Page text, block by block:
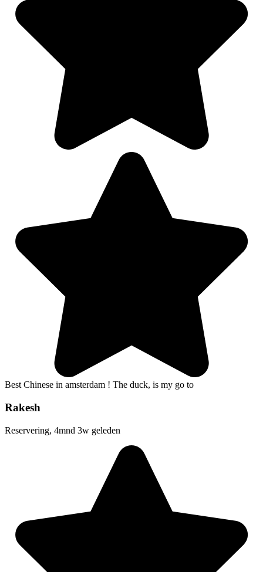
Best Chinese in amsterdam ! The duck, is my go to
Rakesh
Reservering, 4mnd 3w geleden